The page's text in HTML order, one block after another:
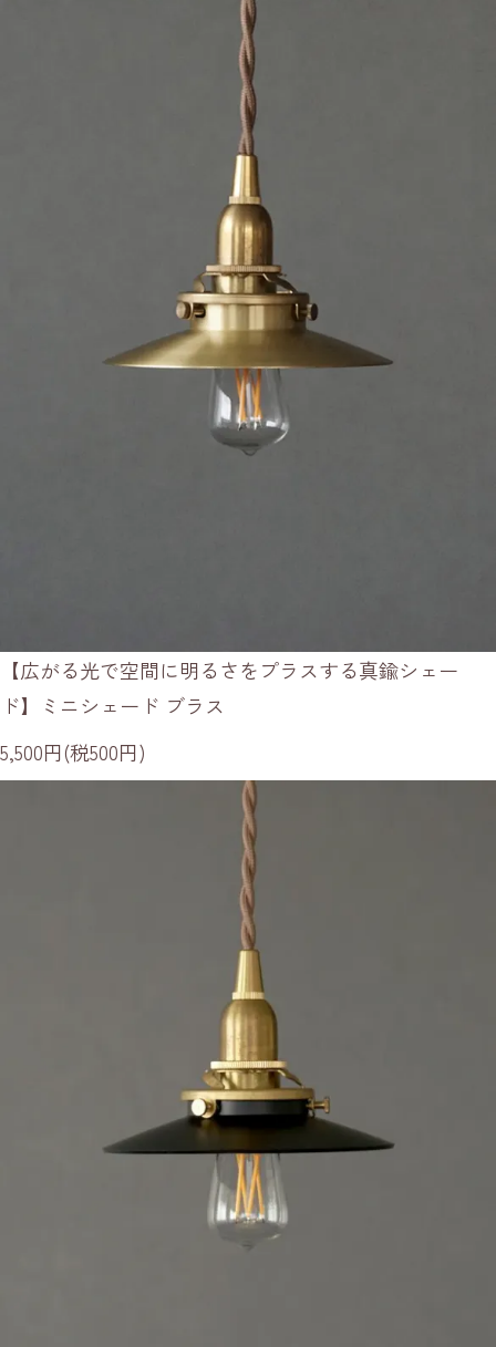
【広がる光で空間に明るさをプラスする真鍮シェー
ド】ミニシェード ブラス
5,500円(税500円)